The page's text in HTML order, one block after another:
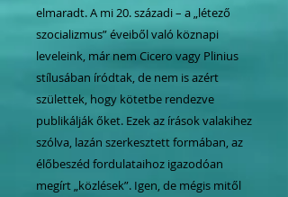
elmaradt. A mi 20. századi – a „létező
szocializmus” éveiből való köznapi
leveleink, már nem Cicero vagy Plinius
stílusában íródtak, de nem is azért
születtek, hogy kötetbe rendezve
publikálják őket. Ezek az írások valakihez
szólva, lazán szerkesztett formában, az
élőbeszéd fordulataihoz igazodóan
megírt „közlések”. Igen, de mégis mitől